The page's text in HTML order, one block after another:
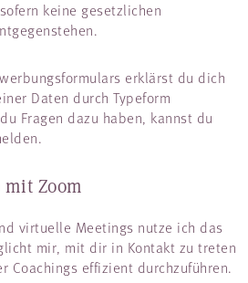
keine gesetzlichen
erklärst du dich
Daten durch Typeform
Fragen dazu haben, kannst du
Zoom
virtuelle Meetings nutze ich das
mir, mit dir in Kontakt zu treten
Coachings effizient durchzuführen.